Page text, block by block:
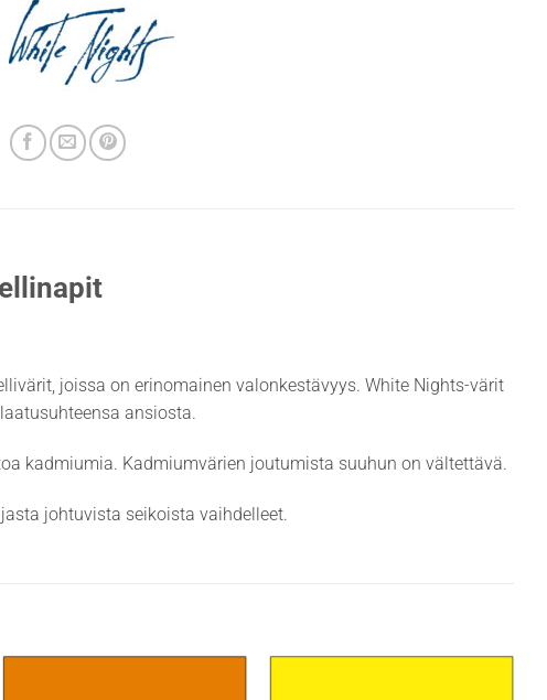
joissa on erinomainen valonkestävyys. White Nights-värit
ansiosta.
kadmiumia. Kadmiumvärien joutumista suuhun on vältettävä.
johtuvista seikoista vaihdelleet.